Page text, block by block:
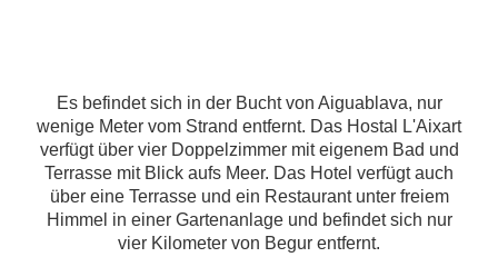
Es befindet sich in der Bucht von Aiguablava, nur
wenige Meter vom Strand entfernt. Das Hostal L'Aixart
verfügt über vier Doppelzimmer mit eigenem Bad und
Terrasse mit Blick aufs Meer. Das Hotel verfügt auch
über eine Terrasse und ein Restaurant unter freiem
Himmel in einer Gartenanlage und befindet sich nur
vier Kilometer von Begur entfernt.